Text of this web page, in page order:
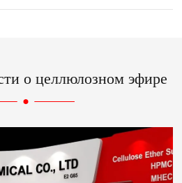
о целлюлозном эфире